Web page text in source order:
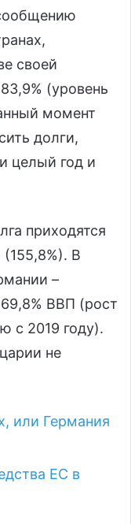
своей
(уровень
момент
долги,
целый год и
приходятся
В
–
69,8% ВВП (рост
с 2019 году).
не
или Германия
ЕС в